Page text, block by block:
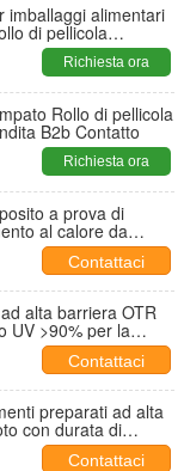
imballaggi alimentari
di pellicola
Richiesta ora
Rollo di pellicola
B2b Contatto
Richiesta ora
a prova di
al calore da
Contattaci
alta barriera OTR
UV >90% per la
Contattaci
preparati ad alta
con durata di
Contattaci